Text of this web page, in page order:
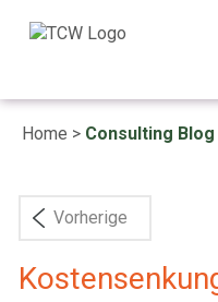
Home > Consulting Blog
Vorherige